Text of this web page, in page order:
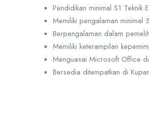
Pendidikan minimal S1 Teknik
Memiliki pengalaman minimal
Berpengalaman dalam
Memiliki keterampilan
Menguasai Microsoft Office
Bersedia ditempatkan di